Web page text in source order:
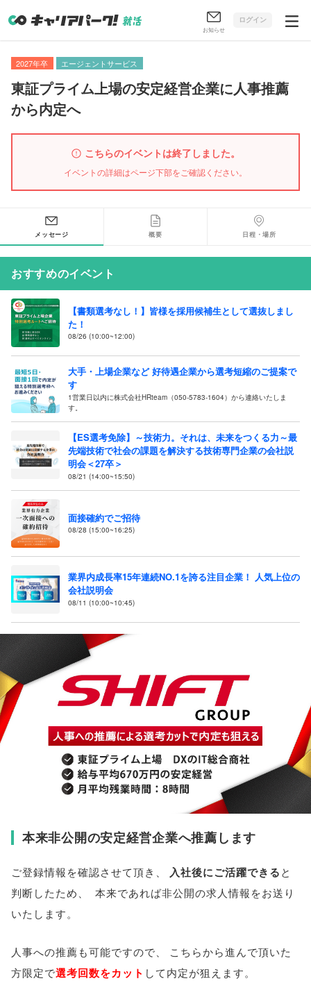
お知らせ
ログイン
2027年卒 エージェントサービス
東証プライム上場の安定経営企業に人事推薦
から内定へ
こちらのイベントは終了しました。
イベントの詳細はページ下部をご確認ください。
メッセージ 概要 日程・場所
おすすめのイベント
【書類選考なし！】皆様を採用候補生として選抜しまし
た！
08/26 (10:00~12:00)
大手・上場企業など 好待遇企業から選考短縮のご提案で
す
1営業日以内に株式会社HRteam（050-5783-1604）から連絡いたしま
す。
【ES選考免除】～技術力。それは、未来をつくる力～最
先端技術で社会の課題を解決する技術専門企業の会社説
明会＜27卒＞
08/21 (14:00~15:50)
面接確約でご招待
08/28 (15:00~16:25)
業界内成長率15年連続NO.1を誇る注目企業！ 人気上位の
会社説明会
08/11 (10:00~10:45)
本来非公開の安定経営企業へ推薦します
ご登録情報を確認させて頂き 、 入社後にご活躍できると
判断したため、
本来であれば非公開の求人情報をお送り
いたします。
人事への推薦も可能ですので
こちらから進んで頂いた
方限定で選考回数をカット して内定が狙えます。